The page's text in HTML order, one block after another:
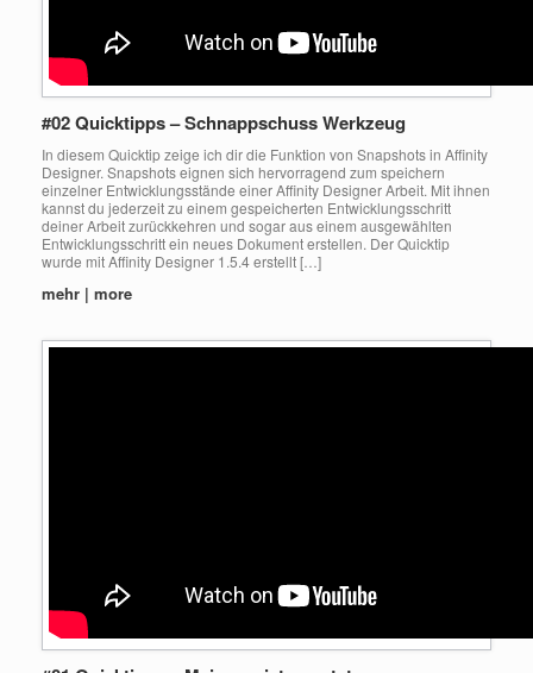
#02 Quicktipps – Schnappschuss Werkzeug
In diesem Quicktip zeige ich dir die Funktion von Snapshots in Affinity
Designer. Snapshots eignen sich hervorragend zum speichern
einzelner Entwicklungsstände einer Affinity Designer Arbeit. Mit ihnen
kannst du jederzeit zu einem gespeicherten Entwicklungsschritt
deiner Arbeit zurückkehren und sogar aus einem ausgewählten
Entwicklungsschritt ein neues Dokument erstellen. Der Quicktip
wurde mit Affinity Designer 1.5.4 erstellt […]
mehr | more